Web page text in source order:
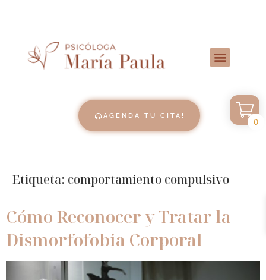
AGENDA TU CITA!
Etiqueta: comportamiento compulsivo
Cómo Reconocer y Tratar la
Dismorfofobia Corporal
0